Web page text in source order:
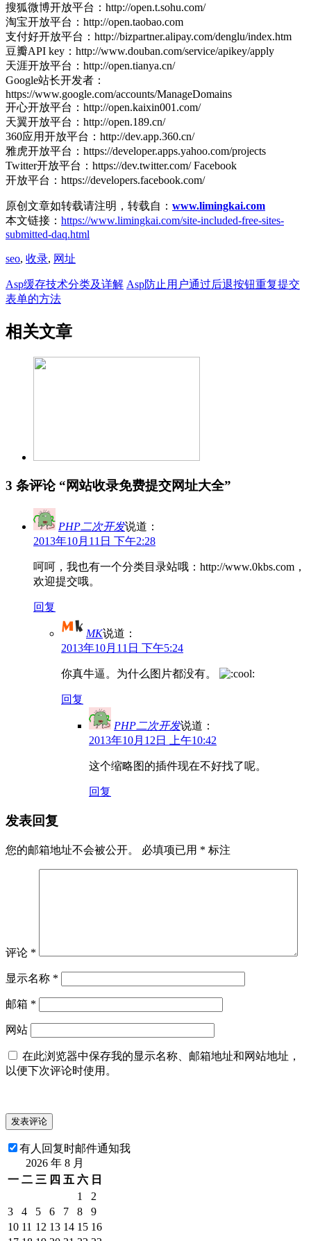
搜狐微博开放平台：http://open.t.sohu.com/
淘宝开放平台：http://open.taobao.com
支付好开放平台：http://bizpartner.alipay.com/denglu/index.htm
豆瓣API key：http://www.douban.com/service/apikey/apply
天涯开放平台：http://open.tianya.cn/
Google站长开发者：
https://www.google.com/accounts/ManageDomains
开心开放平台：http://open.kaixin001.com/
天翼开放平台：http://open.189.cn/
360应用开放平台：http://dev.app.360.cn/
雅虎开放平台：https://developer.apps.yahoo.com/projects
Twitter开放平台：https://dev.twitter.com/ Facebook
开放平台：https://developers.facebook.com/
原创文章如转载请注明，转载自： www.limingkai.com
本文链接： https://www.limingkai.com/site-included-free-sites-
submitted-daq.html
seo, 收录, 网址
Asp缓存技术分类及详解 Asp防止用户通过后退按钮重复提交
表单的方法
相关文章
3 条评论 “网站收录免费提交网址大全”
PHP二次开发说道：
2013年10月11日 下午2:28
呵呵，我也有一个分类目录站哦：http://www.0kbs.com，
欢迎提交哦。
回复
MK说道：
2013年10月11日 下午5:24
你真牛逼。为什么图片都没有。
回复
PHP二次开发说道：
2013年10月12日 上午10:42
这个缩略图的插件现在不好找了呢。
回复
发表回复
您的邮箱地址不会被公开。 必填项已用 * 标注
评论 *
显示名称 *
邮箱 *
网站
在此浏览器中保存我的显示名称、邮箱地址和网站地址，
以便下次评论时使用。
有人回复时邮件通知我
2026 年 8 月
一 二 三 四 五 六 日
1
2
3
4 5 6 7 8
9
10 11 12 13 14 15 16